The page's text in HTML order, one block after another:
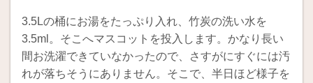
3.5Lの桶にお湯をたっぷり入れ、竹炭の洗い水を
3.5ml。そこへマスコットを投入します。かなり長い
間お洗濯できていなかったので、さすがにすぐには汚
れが落ちそうにありません。そこで、半日ほど様子を